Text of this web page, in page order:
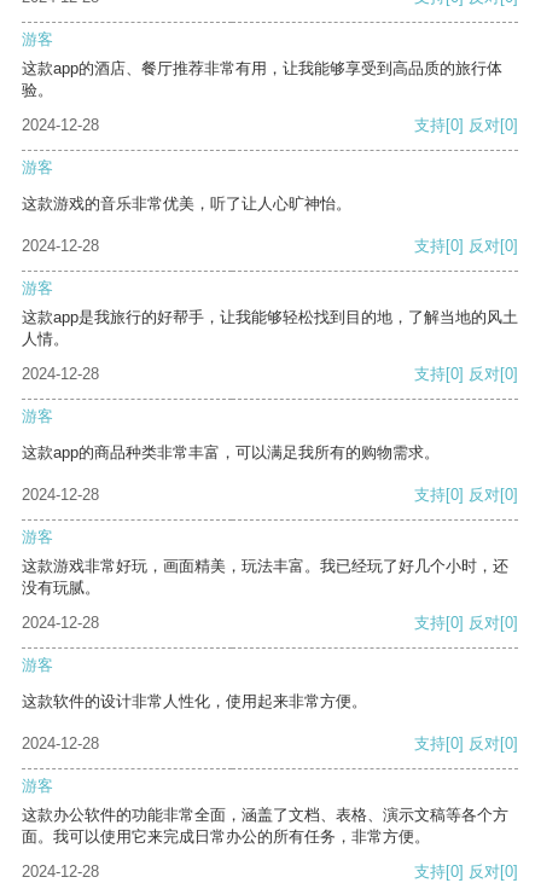
游客
这款app的酒店、餐厅推荐非常有用，让我能够享受到高品质的旅行体
验。
2024-12-28
支持[0] 反对[0]
游客
这款游戏的音乐非常优美，听了让人心旷神怡。
2024-12-28 支持[0] 反对[0]
游客
这款app是我旅行的好帮手，让我能够轻松找到目的地，了解当地的风土
人情。
2024-12-28
支持[0] 反对[0]
游客
这款app的商品种类非常丰富，可以满足我所有的购物需求。
2024-12-28 支持[0] 反对[0]
游客
这款游戏非常好玩，画面精美，玩法丰富。我已经玩了好几个小时，还
没有玩腻。
2024-12-28
支持[0] 反对[0]
游客
这款软件的设计非常人性化，使用起来非常方便。
2024-12-28 支持[0] 反对[0]
游客
这款办公软件的功能非常全面，涵盖了文档、表格、演示文稿等各个方
面。我可以使用它来完成日常办公的所有任务，非常方便。
2024-12-28
支持[0] 反对[0]